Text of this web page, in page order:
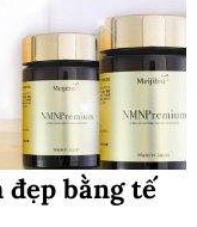
đẹp bằng tế